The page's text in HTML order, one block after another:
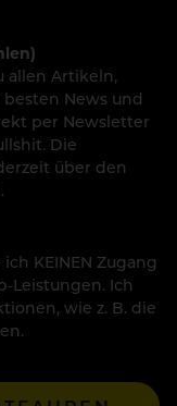
allen Artikeln,
besten News und
per Newsletter
Die
über den
KEINEN Zugang
Leistungen. Ich
wie z. B. die